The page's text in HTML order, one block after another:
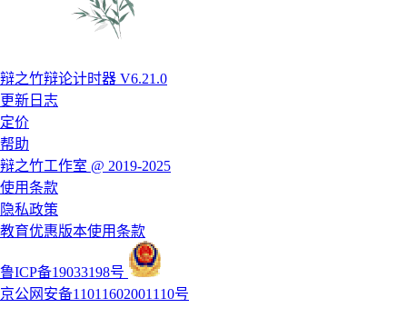
辩之竹辩论计时器 V6.21.0
更新日志
定价
帮助
辩之竹工作室 @ 2019-2025
使用条款
隐私政策
教育优惠版本使用条款
鲁ICP备19033198号
京公网安备11011602001110号